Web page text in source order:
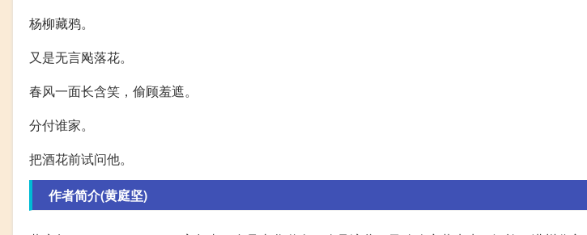
杨柳藏鸦。
又是无言飐落花。
春风一面长含笑，偷顾羞遮。
分付谁家。
把酒花前试问他。
作者简介(黄庭坚)